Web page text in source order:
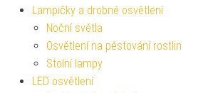
Lampičky a drobné osvětlení
Noční světla
Osvětlení na pěstování rostlin
Stolní lampy
LED osvětlení